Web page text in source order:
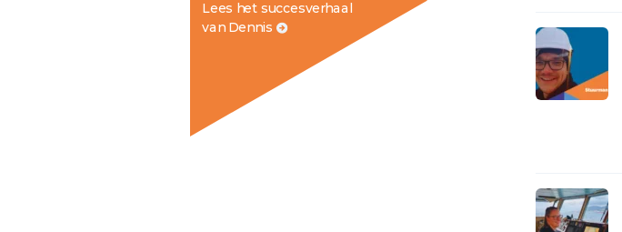
Lees het succesverhaal
van Dennis